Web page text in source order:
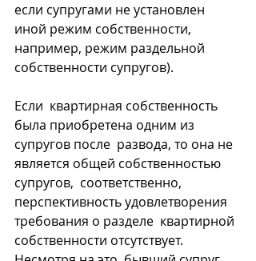
если супругами не установлен
иной режим собственности,
например, режим раздельной
собственности супругов).
Если  квартирная собственность
была приобретена одним из
супругов после  развода, то она не
является общей собственностью
супругов,  соответственно,
перспективность удовлетворения
требования о разделе  квартирной
собственности отсутствует.